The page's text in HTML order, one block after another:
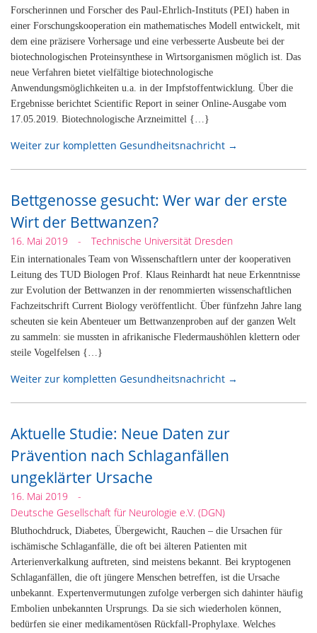
Forscherinnen und Forscher des Paul-Ehrlich-Instituts (PEI) haben in
einer Forschungskooperation ein mathematisches Modell entwickelt, mit
dem eine präzisere Vorhersage und eine verbesserte Ausbeute bei der
biotechnologischen Proteinsynthese in Wirtsorganismen möglich ist. Das
neue Verfahren bietet vielfältige biotechnologische
Anwendungsmöglichkeiten u.a. in der Impfstoffentwicklung. Über die
Ergebnisse berichtet Scientific Report in seiner Online-Ausgabe vom
17.05.2019. Biotechnologische Arzneimittel {…}
Weiter zur kompletten Gesundheitsnachricht →
Bettgenosse gesucht: Wer war der erste
Wirt der Bettwanzen?
16. Mai 2019 - Technische Universität Dresden
Ein internationales Team von Wissenschaftlern unter der kooperativen
Leitung des TUD Biologen Prof. Klaus Reinhardt hat neue Erkenntnisse
zur Evolution der Bettwanzen in der renommierten wissenschaftlichen
Fachzeitschrift Current Biology veröffentlicht. Über fünfzehn Jahre lang
scheuten sie kein Abenteuer um Bettwanzenproben auf der ganzen Welt
zu sammeln: sie mussten in afrikanische Fledermaushöhlen klettern oder
steile Vogelfelsen {…}
Weiter zur kompletten Gesundheitsnachricht →
Aktuelle Studie: Neue Daten zur
Prävention nach Schlaganfällen
ungeklärter Ursache
16. Mai 2019
-
Deutsche Gesellschaft für Neurologie e.V. (DGN)
Bluthochdruck, Diabetes, Übergewicht, Rauchen – die Ursachen für
ischämische Schlaganfälle, die oft bei älteren Patienten mit
Arterienverkalkung auftreten, sind meistens bekannt. Bei kryptogenen
Schlaganfällen, die oft jüngere Menschen betreffen, ist die Ursache
unbekannt. Expertenvermutungen zufolge verbergen sich dahinter häufig
Embolien unbekannten Ursprungs. Da sie sich wiederholen können,
bedürfen sie einer medikamentösen Rückfall-Prophylaxe. Welches